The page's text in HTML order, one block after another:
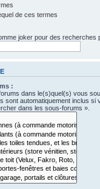
de ces termes
joker pour des recherches
:
dans le(s)quel(s) vous
sont automatiquement inclus si
dans les sous-forums ».